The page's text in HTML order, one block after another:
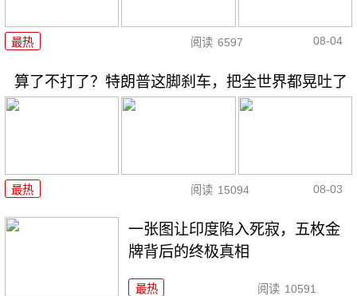
最热 阅读 6597 08-04
算了不打了？特朗普这脚刹车，把全世界都晃吐了
最热 阅读 15094 08-03
一张图让印度陷入死寂，五枚金
牌背后的终极真相
最热 阅读 10591